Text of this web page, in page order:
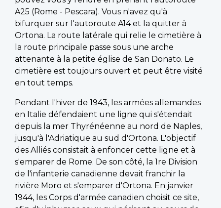
A25 (Rome - Pescara). Vous n'avez qu'à
bifurquer sur l'autoroute A14 et la quitter à
Ortona. La route latérale qui relie le cimetière à
la route principale passe sous une arche
attenante à la petite église de San Donato. Le
cimetière est toujours ouvert et peut être visité
en tout temps.
Pendant l'hiver de 1943, les armées allemandes
en Italie défendaient une ligne qui s'étendait
depuis la mer Thyrénéenne au nord de Naples,
jusqu'à l'Adriatique au sud d'Ortona. L'objectif
des Alliés consistait à enfoncer cette ligne et à
s'emparer de Rome. De son côté, la 1re Division
de l'infanterie canadienne devait franchir la
rivière Moro et s'emparer d'Ortona. En janvier
1944, les Corps d'armée canadien choisit ce site,